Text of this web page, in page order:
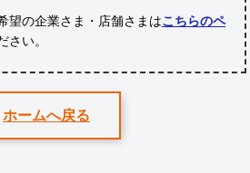
望の企業さま・店舗さまはこちらのペ
い。
ホームへ戻る